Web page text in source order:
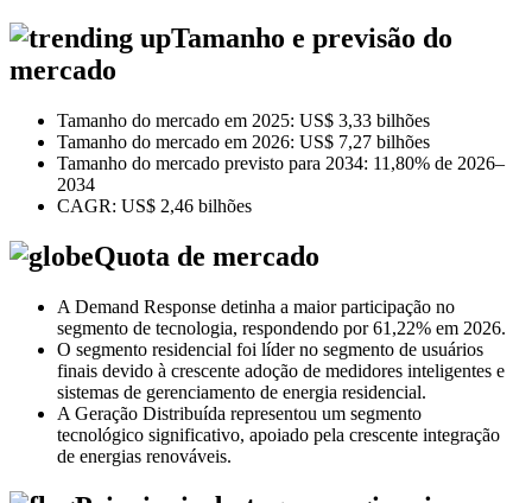
Tamanho e previsão do
mercado
Tamanho do mercado em 2025: US$ 3,33 bilhões
Tamanho do mercado em 2026: US$ 7,27 bilhões
Tamanho do mercado previsto para 2034: 11,80% de 2026–
2034
CAGR: US$ 2,46 bilhões
Quota de mercado
A Demand Response detinha a maior participação no
segmento de tecnologia, respondendo por 61,22% em 2026.
O segmento residencial foi líder no segmento de usuários
finais devido à crescente adoção de medidores inteligentes e
sistemas de gerenciamento de energia residencial.
A Geração Distribuída representou um segmento
tecnológico significativo, apoiado pela crescente integração
de energias renováveis.